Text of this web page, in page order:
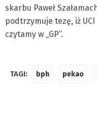
skarbu Paweł
podtrzymuje tezę, iż
czytamy w „GP”.
TAGI: bph pekao